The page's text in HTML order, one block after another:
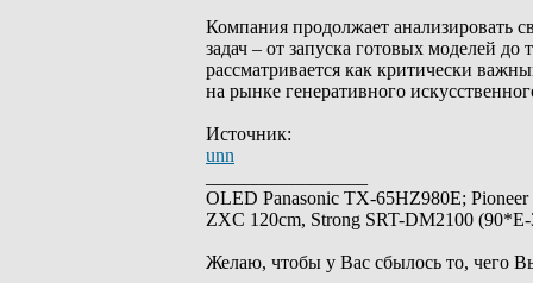
Компания продолжает анализировать
задач – от запуска готовых моделей
рассматривается как критически
на рынке генеративного
Источник:
unn
OLED Panasonic TX-65HZ980E;
ZXC 120cm, Strong SRT-DM2100
Желаю, чтобы у Вас сбылось то, чего